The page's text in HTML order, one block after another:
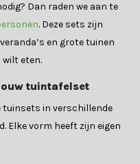
Dan raden we aan te
. Deze sets zijn
en grote tuinen
wilt eten.
tuintafelset
tuinsets in verschillende
Elke vorm heeft zijn eigen